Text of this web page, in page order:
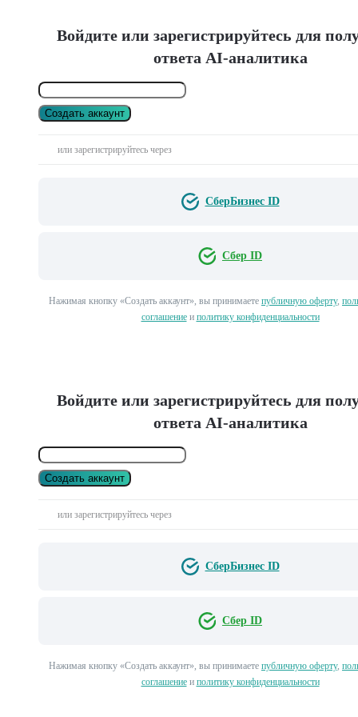
Войдите или зарегистрируйтесь для
ответа AI-аналитика
Создать аккаунт
или зарегистрируйтесь через
СберБизнес ID
Сбер ID
Нажимая кнопку «Создать аккаунт», вы принимаете публичную оферту,
соглашениеи политику конфиденциальности
Войдите или зарегистрируйтесь для
ответа AI-аналитика
Создать аккаунт
или зарегистрируйтесь через
СберБизнес ID
Сбер ID
Нажимая кнопку «Создать аккаунт», вы принимаете публичную оферту,
соглашениеи политику конфиденциальности